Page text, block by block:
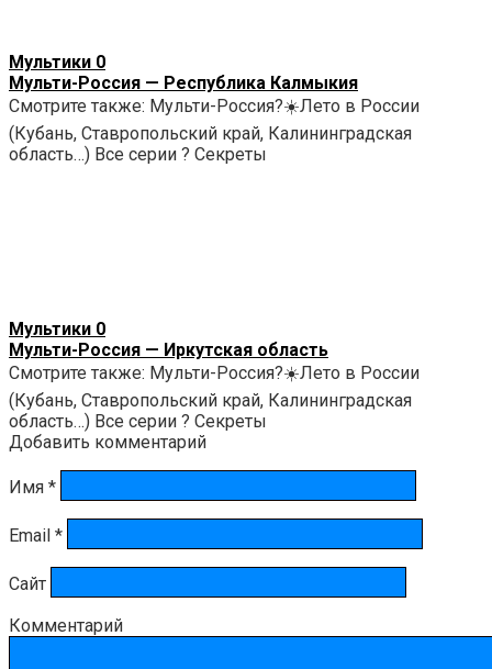
Мультики 0
Мульти-Россия — Республика Калмыкия
Смотрите также: Мульти-Россия?☀️Лето в России
(Кубань, Ставропольский край, Калининградская
область…) Все серии ? Секреты
Мультики 0
Мульти-Россия — Иркутская область
Смотрите также: Мульти-Россия?☀️Лето в России
(Кубань, Ставропольский край, Калининградская
область…) Все серии ? Секреты
Добавить комментарий
Имя *
Email *
Сайт
Комментарий